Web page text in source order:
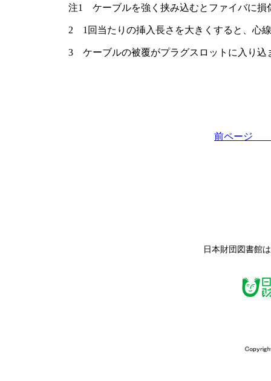
注1 ケーブルを強く挟み込むとファイバに損
2 1回当たりの挿入長さを大きくすると、心
3 ケーブルの被覆がプラグスロットに入り込
前ペー
日本財団図書館